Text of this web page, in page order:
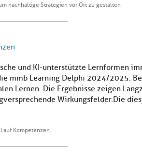
nachhaltige Strategien vor Ort zu gestalten
und KI-unterstützte Lernformen
mmb Learning Delphi 2024/2025.
Lernen. Die Ergebnisse zeigen
Wirkungsfelder.Die
auf Kompetenzen